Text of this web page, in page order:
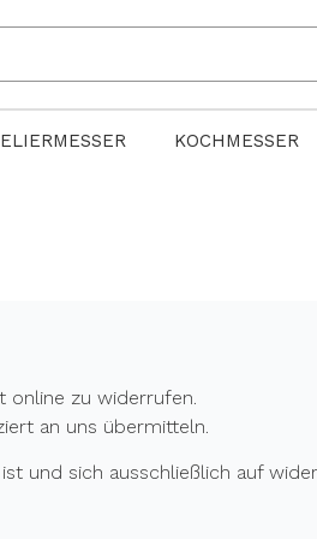
KOCHMESSER
online zu widerrufen.
an uns übermitteln.
sich ausschließlich auf